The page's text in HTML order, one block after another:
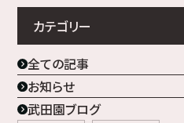
カテゴリー
全ての記事
お知らせ
武田園ブログ